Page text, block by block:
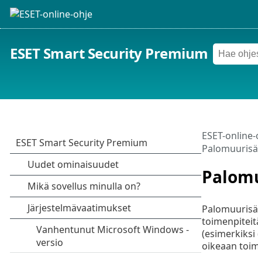
ESET Smart Security Premium
ESET-
oikeaan